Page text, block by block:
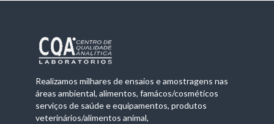
Realizamos milhares de ensaios e amostragens nas
áreas ambiental, alimentos, famácos/cosméticos
serviços de saúde e equipamentos, produtos
veterinários/alimentos animal,